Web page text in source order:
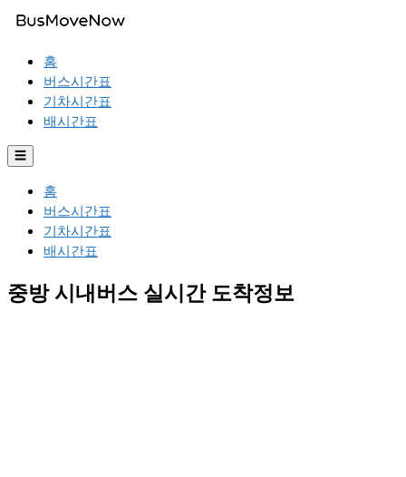
홈
버스시간표
기차시간표
배시간표
☰
홈
버스시간표
기차시간표
배시간표
중방 시내버스 실시간 도착정보